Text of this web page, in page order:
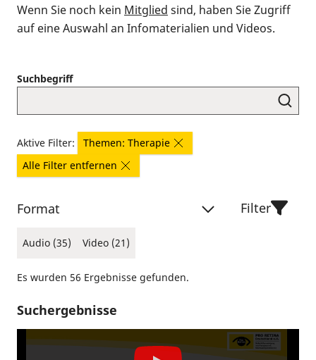
Wenn Sie noch kein Mitglied sind, haben Sie Zugriff
auf eine Auswahl an Infomaterialien und Videos.
Suchbegriff
Aktive Filter:
Themen: Therapie
Alle Filter entfernen
Format
Audio (35) Video (21)
Filter
Es wurden 56 Ergebnisse gefunden.
Suchergebnisse